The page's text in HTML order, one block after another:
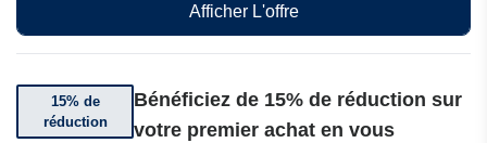
Afficher L'offre
15% de
réduction
Bénéficiez de 15% de réduction sur
votre premier achat en vous